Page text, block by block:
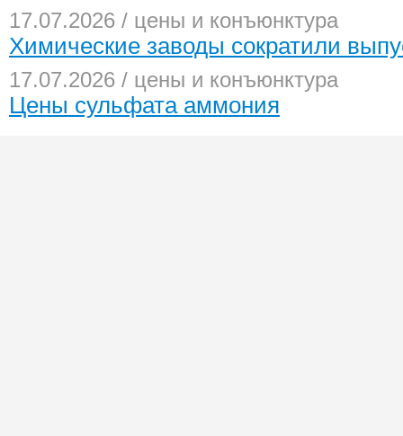
17.07.2026 / цены и конъюнктура
Химические заводы сократили
17.07.2026 / цены и конъюнктура
Цены сульфата аммония